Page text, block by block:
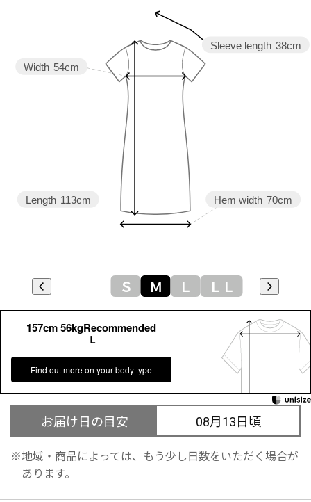
Hem width 70cm
Sleeve length 38cm
Length 113cm
Width 54cm
Ｓ Ｍ Ｌ ＬＬ
157cm 56kgRecommended
Ｌ
Find out more on your body type
お届け日の目安 08月13日頃
地域・商品によっては、もう少し日数をいただく場合が
あります。